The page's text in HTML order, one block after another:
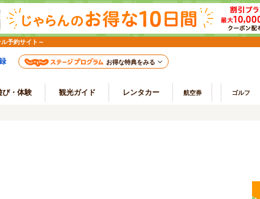
予約サイト～
お得な特典をみる
び・体験 観光ガイド レンタカー 航空券 ゴルフ